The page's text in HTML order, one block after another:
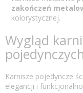
zakończeń
kolorystycznej.
Wygląd
pojedynczych
Karnisze pojedyncze
elegancji i